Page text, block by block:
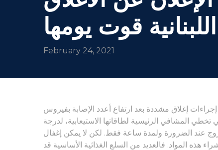
قوت يومها
February 24, 2021
إغلاق مشددة بعد ارتفاع أعدد الإصابة بفيروس
الي تسبب في تخطي المشافي الرئيسية لطاقاتها الاستيعابية، لدرجة
عند الضرورة ولمدة ساعة فقط. لكن لا يمكن إغفال
هذه المواد. فالعديد من السلع الغذائية الأساسية قد